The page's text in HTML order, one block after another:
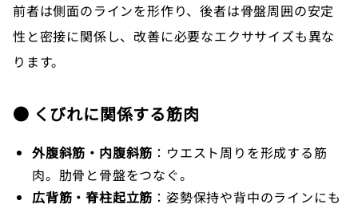
前者は側面のラインを形作り、後者は骨盤周囲の安定
性と密接に関係し、改善に必要なエクササイズも異な
ります。
● くびれに関係する筋肉
外腹斜筋・内腹斜筋 ：ウエスト周りを形成する筋
肉。肋骨と骨盤をつなぐ。
広背筋・脊柱起立筋 ：姿勢保持や背中のラインにも